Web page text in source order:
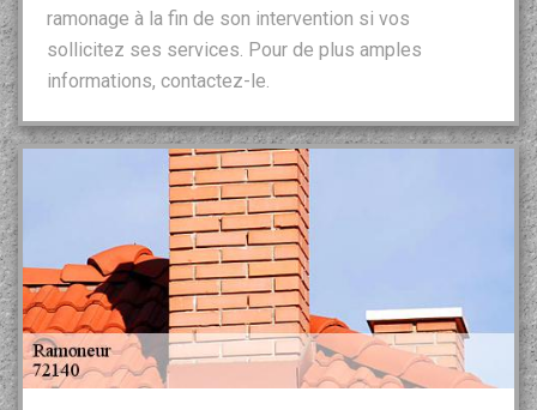
ramonage à la fin de son intervention si vos
sollicitez ses services. Pour de plus amples
informations, contactez-le.